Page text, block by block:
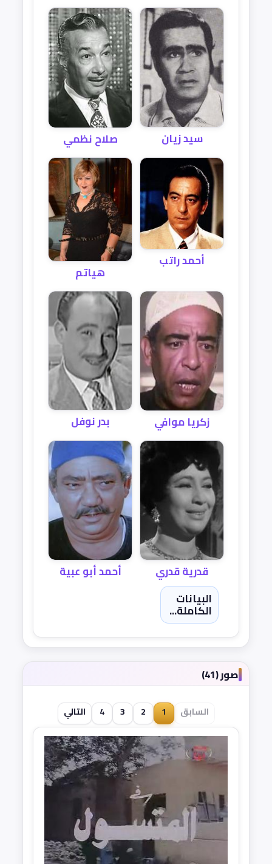
سيد زيان صلاح نظمي
أحمد راتب
هياتم
زكريا موافي بدر نوفل
قدرية قدري
أحمد أبو عبية
البيانات
الكاملة...
صور (41)
السابق 1
2
3
4 التالي